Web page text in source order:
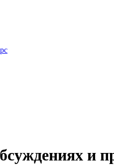
и